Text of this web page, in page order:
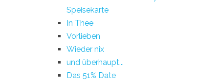
Speisekarte
In Thee
Vorlieben
Wieder nix
und überhaupt...
Das 51% Date